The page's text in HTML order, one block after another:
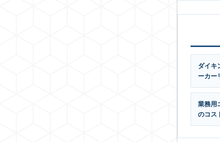
ダイキ
ーカー
業務用
のコス